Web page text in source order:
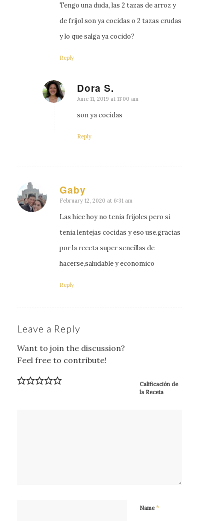
Tengo una duda, las 2 tazas de arroz y
de frijol son ya cocidas o 2 tazas crudas
y lo que salga ya cocido?
Reply
Dora S.
says:
June 11, 2019 at 11:00 am
son ya cocidas
Reply
Gaby
says:
February 12, 2020 at 6:31 am
Las hice hoy no tenia frijoles pero si
tenia lentejas cocidas y eso use.gracias
por la receta super sencillas de
hacerse,saludable y economico
Reply
Leave a Reply
Want to join the discussion?
Feel free to contribute!
Calificación de
la Receta
Name*